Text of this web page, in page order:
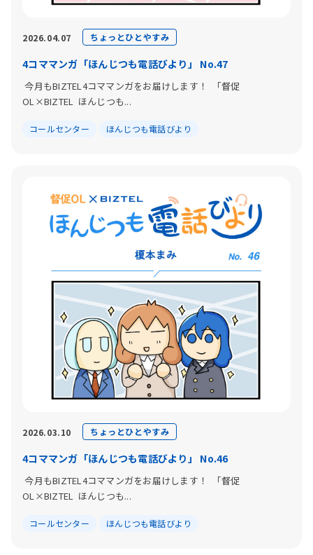
2026.04.07 ちょっとひとやすみ
4コママンガ「ほんじつも電話びより」 No.47
今月もBIZTEL4コママンガをお届けします！ 「督促
OL×BIZTEL ほんじつも...
コールセンター ほんじつも電話びより
2026.03.10 ちょっとひとやすみ
4コママンガ「ほんじつも電話びより」 No.46
今月もBIZTEL4コママンガをお届けします！ 「督促
OL×BIZTEL ほんじつも...
コールセンター ほんじつも電話びより